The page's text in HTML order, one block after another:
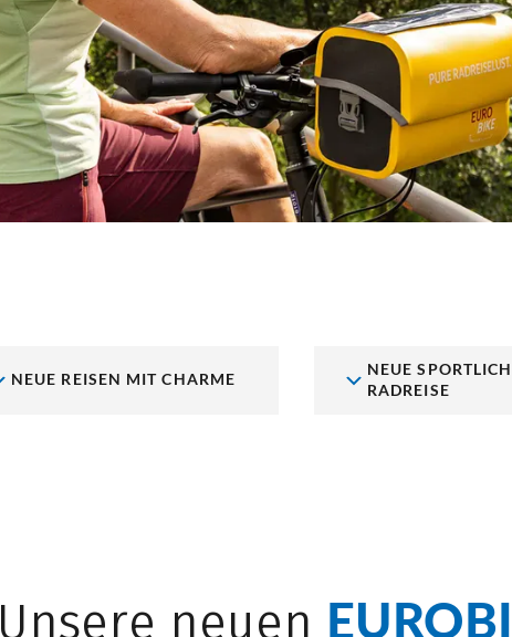
NEUE REISEN MIT CHARME
NEUE
RADREISE
Unsere neuen